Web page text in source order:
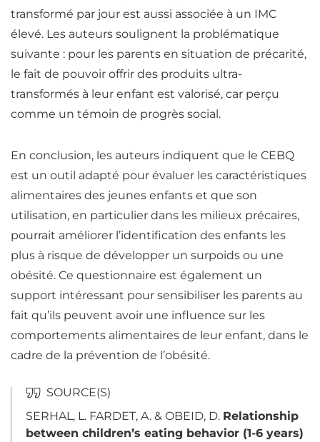
transformé par jour est aussi associée à un IMC
élevé. Les auteurs soulignent la problématique
suivante : pour les parents en situation de précarité,
le fait de pouvoir offrir des produits ultra-
transformés à leur enfant est valorisé, car perçu
comme un témoin de progrès social.
En conclusion, les auteurs indiquent que le CEBQ
est un outil adapté pour évaluer les caractéristiques
alimentaires des jeunes enfants et que son
utilisation, en particulier dans les milieux précaires,
pourrait améliorer l’identification des enfants les
plus à risque de développer un surpoids ou une
obésité. Ce questionnaire est également un
support intéressant pour sensibiliser les parents au
fait qu’ils peuvent avoir une influence sur les
comportements alimentaires de leur enfant, dans le
cadre de la prévention de l’obésité.
SERHAL, L. FARDET, A. & OBEID, D. Relationship
between children’s eating behavior (1-6 years)